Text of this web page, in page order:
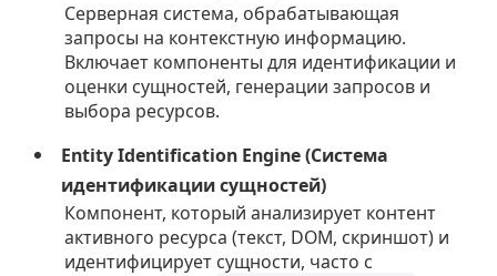
Серверная система, обрабатывающая
запросы на контекстную информацию.
Включает компоненты для идентификации и
оценки сущностей, генерации запросов и
выбора ресурсов.
Entity Identification Engine (Система
идентификации сущностей)
Компонент, который анализирует контент
активного ресурса (текст, DOM, скриншот) и
идентифицирует сущности, часто с